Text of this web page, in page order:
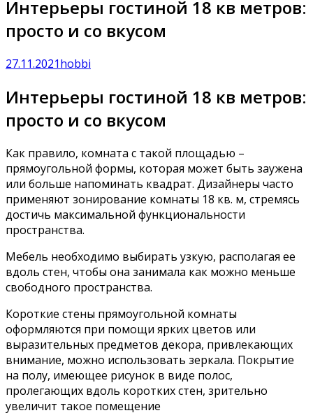
Интерьеры гостиной 18 кв метров:
просто и со вкусом
27.11.2021hobbi
Интерьеры гостиной 18 кв метров:
просто и со вкусом
Как правило, комната с такой площадью –
прямоугольной формы, которая может быть заужена
или больше напоминать квадрат. Дизайнеры часто
применяют зонирование комнаты 18 кв. м, стремясь
достичь максимальной функциональности
пространства.
Мебель необходимо выбирать узкую, располагая ее
вдоль стен, чтобы она занимала как можно меньше
свободного пространства.
Короткие стены прямоугольной комнаты
оформляются при помощи ярких цветов или
выразительных предметов декора, привлекающих
внимание, можно использовать зеркала. Покрытие
на полу, имеющее рисунок в виде полос,
пролегающих вдоль коротких стен, зрительно
увеличит такое помещение